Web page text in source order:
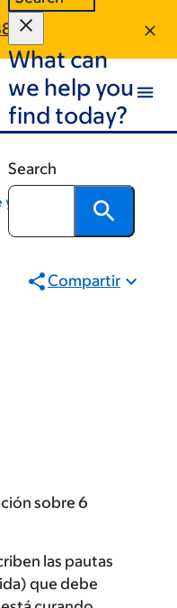
What can
we help you
find today?
Search
y la comunidad
Compartir
sobre 6
las pautas
que debe